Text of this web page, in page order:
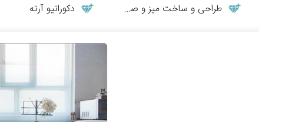
طراحی و ساخت میز و صندلی چوبی دکوراتیو آرته